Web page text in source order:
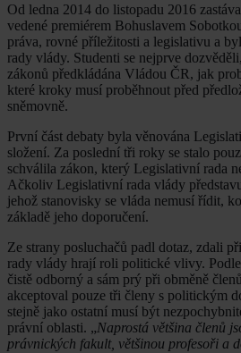
Od ledna 2014 do listopadu 2016
vedené premiérem Bohuslavem
práva, rovné příležitosti a legislativu a
rady vlády. Studenti se nejprve
zákonů předkládána Vládou ČR, jak
které kroky musí proběhnout před
sněmovně.
První část debaty byla věnována
složení. Za poslední tři roky se stalo
schválila zákon, který Legislativní rada
Ačkoliv Legislativní rada vlády
jehož stanovisky se vláda nemusí řídit,
základě jeho doporučení.
Ze strany posluchačů padl dotaz, zdali
rady vlády hrají roli politické vlivy.
čistě odborný a sám prý při obměně
akceptoval pouze tři členy s politickým
stejně jako ostatní musí být
právní oblasti. „Naprostá většina členů
právnických fakult, většinou profesoři a